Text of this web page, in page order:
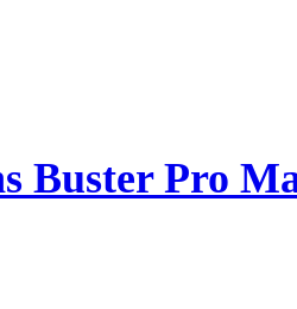
Buster Pro